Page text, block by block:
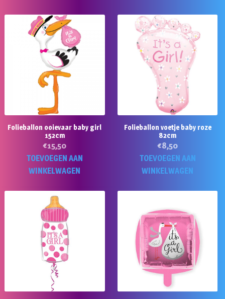
Folieballon ooievaar baby girl
152cm
€15,50
TOEVOEGEN AAN
WINKELWAGEN
Folieballon voetje baby roze
82cm
€8,50
TOEVOEGEN AAN
WINKELWAGEN